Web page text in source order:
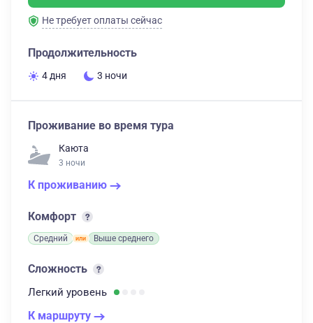
Не требует оплаты сейчас
Продолжительность
4 дня 3 ночи
Проживание во время тура
Каюта
3 ночи
К проживанию
Комфорт
Средний Выше среднего
Сложность
Легкий уровень
К маршруту